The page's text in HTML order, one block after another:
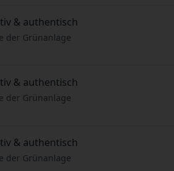
& authentisch
der Grünanlage
& authentisch
der Grünanlage
& authentisch
der Grünanlage